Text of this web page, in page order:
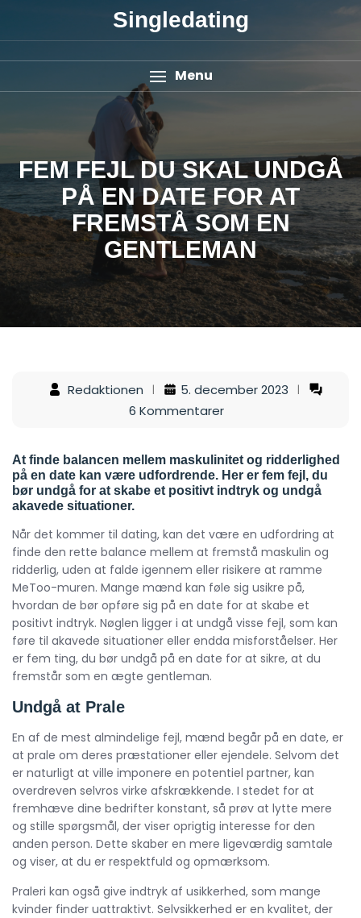
Singledating
Menu
FEM FEJL DU SKAL UNDGÅ
PÅ EN DATE FOR AT
FREMSTÅ SOM EN
GENTLEMAN
Redaktionen
5. december 2023
6 Kommentarer
At finde balancen mellem maskulinitet og ridderlighed
på en date kan være udfordrende. Her er fem fejl, du
bør undgå for at skabe et positivt indtryk og undgå
akavede situationer.
Når det kommer til dating, kan det være en udfordring at
finde den rette balance mellem at fremstå maskulin og
ridderlig, uden at falde igennem eller risikere at ramme
MeToo-muren. Mange mænd kan føle sig usikre på,
hvordan de bør opføre sig på en date for at skabe et
positivt indtryk. Nøglen ligger i at undgå visse fejl, som kan
føre til akavede situationer eller endda misforståelser. Her
er fem ting, du bør undgå på en date for at sikre, at du
fremstår som en ægte gentleman.
Undgå at Prale
En af de mest almindelige fejl, mænd begår på en date, er
at prale om deres præstationer eller ejendele. Selvom det
er naturligt at ville imponere en potentiel partner, kan
overdreven selvros virke afskrækkende. I stedet for at
fremhæve dine bedrifter konstant, så prøv at lytte mere
og stille spørgsmål, der viser oprigtig interesse for den
anden person. Dette skaber en mere ligeværdig samtale
og viser, at du er respektfuld og opmærksom.
Praleri kan også give indtryk af usikkerhed, som mange
kvinder finder uattraktivt. Selvsikkerhed er en kvalitet, der